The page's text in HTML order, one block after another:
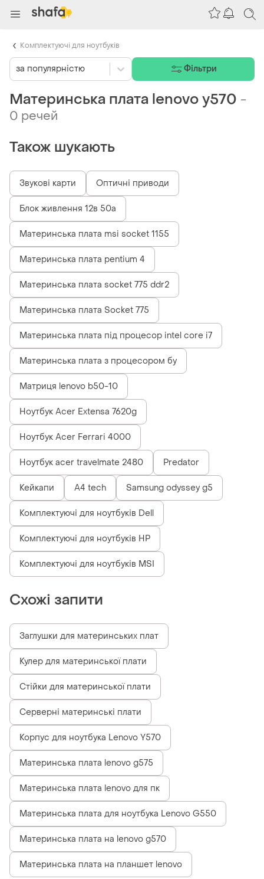
Материнська плата lenovo y570 -
0 речей
Також шукають
Звукові карти Оптичні приводи
Блок живлення 12в 50а
Материнська плата msi socket 1155
Материнська плата pentium 4
Материнська плата socket 775 ddr2
Материнська плата Socket 775
Материнська плата під процесор intel core i7
Материнська плата з процесором бу
Матриця lenovo b50-10
Ноутбук Acer Extensa 7620g
Ноутбук Acer Ferrari 4000
Ноутбук acer travelmate 2480 Predator
Кейкапи A4 tech Samsung odyssey g5
Комплектуючі для ноутбуків Dell
Комплектуючі для ноутбуків HP
Комплектуючі для ноутбуків MSI
Схожі запити
Заглушки для материнських плат
Кулер для материнської плати
Стійки для материнської плати
Серверні материнські плати
Корпус для ноутбука Lenovo Y570
Материнська плата lenovo g575
Материнська плата lenovo для пк
Материнська плата для ноутбука Lenovo G550
Материнська плата на lenovo g570
Материнська плата на планшет lenovo
за популярністю Фільтри
Комплектуючі для ноутбуків